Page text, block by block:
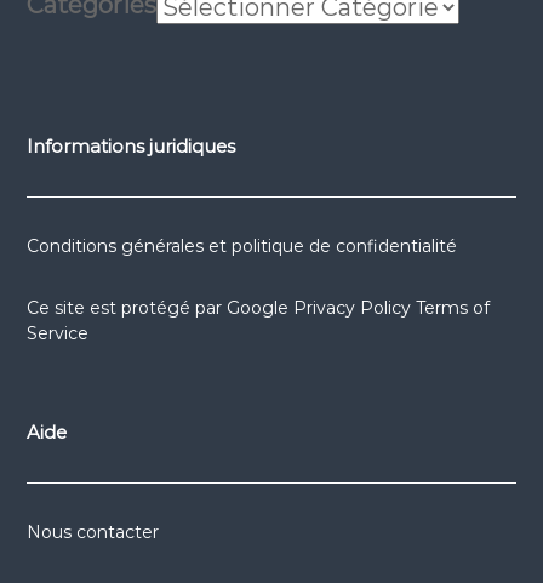
Informations juridiques
Conditions générales et politique de confidentialité
Ce site est protégé par Google Privacy Policy Terms of
Service
Aide
Nous contacter